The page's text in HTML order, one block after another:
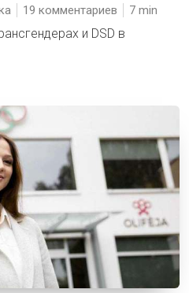
19 комментариев 7
и DSD в